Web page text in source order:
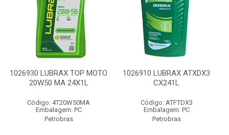
1026930 LUBRAX TOP MOTO
20W50 MA 24X1L
Código: 4T20W50MA
Embalagem: PC
Petrobras
1026910 LUBRAX ATXDX3
CX241L
Código: ATFTDX3
Embalagem: PC
Petrobras